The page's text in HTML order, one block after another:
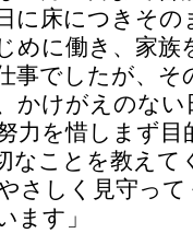
に床につきそ
めに働き、家
事でしたが、そ
かけがえのな
力を惜しまず目
なことを教え
さしく見守っ
ます」